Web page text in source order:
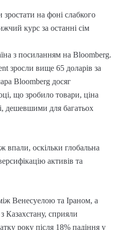
на фоні слабкого
курс за останні сім
з посиланням на Bloomberg.
зросли вище 65 доларів за
Bloomberg досяг
що зробило товари, ціна
дешевшими для багатьох
оскільки глобальна
активів та
Венесуелою та Іраном, а
Казахстану, сприяли
року після 18% падіння у